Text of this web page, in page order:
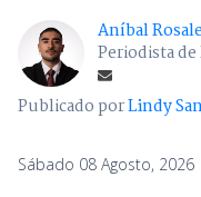
Aníbal
Periodista
Publicado porLindy
Sábado 08 Agosto, 2026